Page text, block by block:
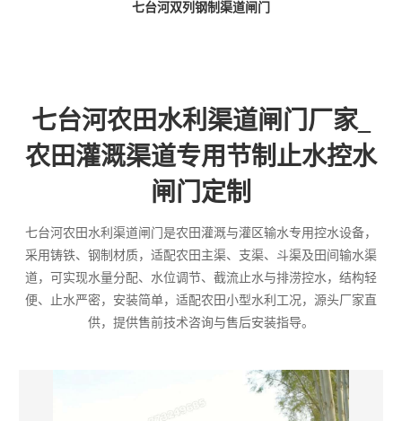
七台河双列钢制渠道闸门
七台河农田水利渠道闸门厂家_
农田灌溉渠道专用节制止水控水
闸门定制
七台河农田水利渠道闸门是农田灌溉与灌区输水专用控水设备，
采用铸铁、钢制材质，适配农田主渠、支渠、斗渠及田间输水渠
道，可实现水量分配、水位调节、截流止水与排涝控水，结构轻
便、止水严密，安装简单，适配农田小型水利工况，源头厂家直
供，提供售前技术咨询与售后安装指导。